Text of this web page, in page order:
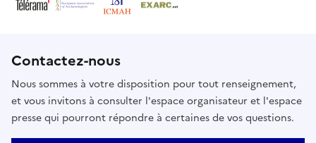
Contactez-nous
Nous sommes à votre disposition pour tout renseignement,
et vous invitons à consulter l'espace organisateur et l'espace
presse qui pourront répondre à certaines de vos questions.